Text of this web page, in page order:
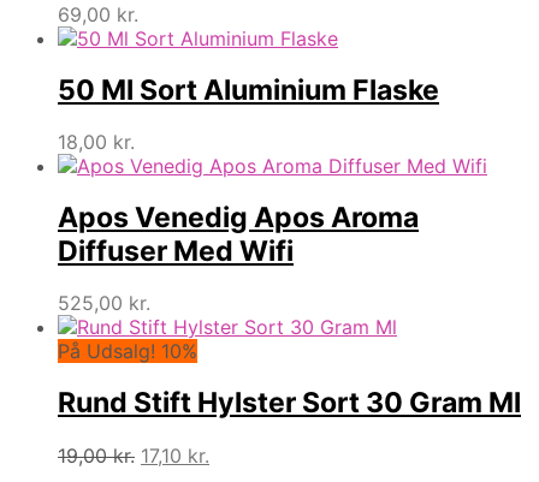
69,00 kr.
50 Ml Sort Aluminium Flaske
18,00 kr.
Apos Venedig Apos Aroma
Diffuser Med Wifi
525,00 kr.
På Udsalg! 10%
Rund Stift Hylster Sort 30 Gram Ml
19,00kr. Den
17,10 kr.